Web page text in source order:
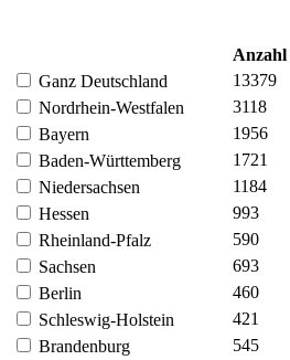
Anzahl
Ganz Deutschland
13379
Nordrhein-Westfalen
3118
Bayern
1956
Baden-Württemberg
1721
Niedersachsen
1184
Hessen
993
Rheinland-Pfalz
590
Sachsen
693
Berlin
460
Schleswig-Holstein
421
Brandenburg
545